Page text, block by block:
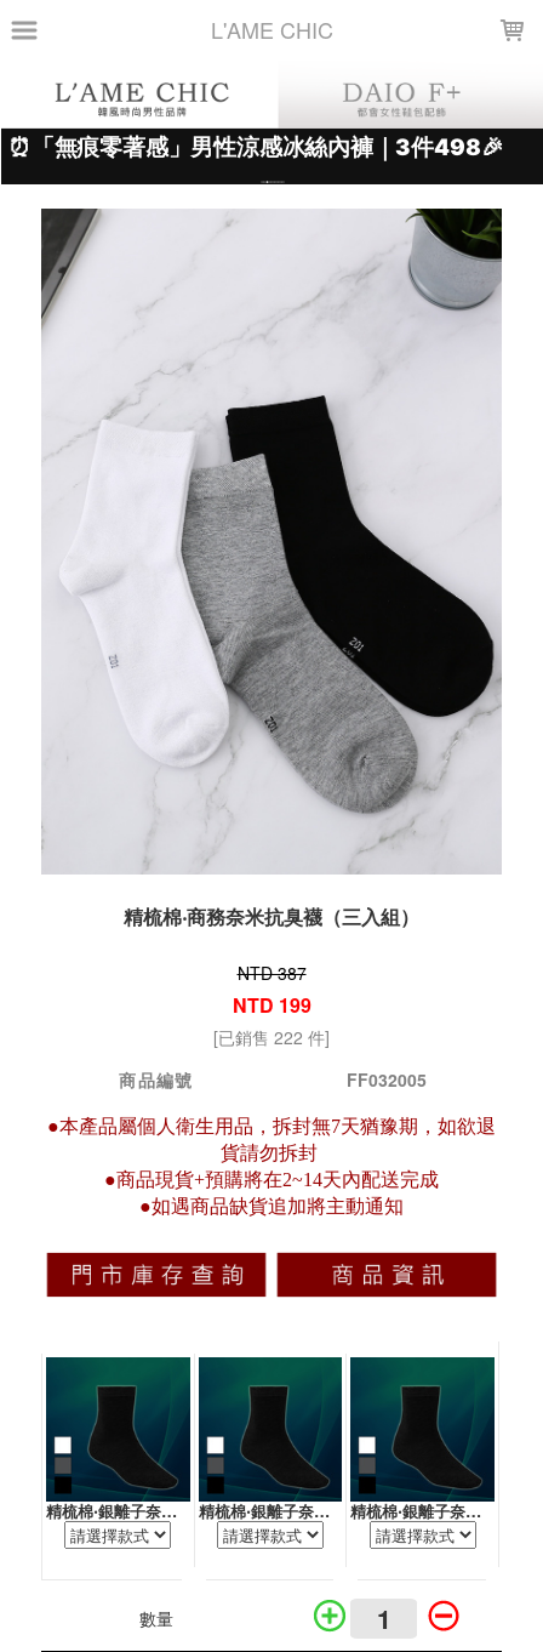
L'AME CHIC
精梳棉‧商務奈米抗臭襪（三入組）
NTD 387
NTD 199
[已銷售 222 件]
商品編號
FF032005
●本產品屬個人衛生用品，拆封無7天猶豫期，如欲退
貨請勿拆封
●商品現貨+預購將在2~14天內配送完成
●如遇商品缺貨追加將主動通知
精梳棉‧銀離子奈米抗菌防臭中筒紳士襪 精梳棉‧銀離子奈米抗菌防臭中筒紳士襪 精梳棉‧銀離子奈米抗菌防臭中筒紳士襪
數量